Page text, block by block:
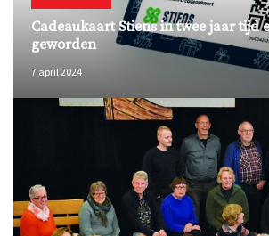
Cadeaukaart Stiens in twee jaar tijd
geworden
7 april 2024